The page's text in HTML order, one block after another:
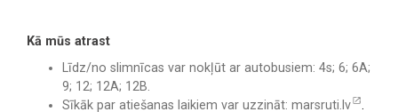
Kā mūs atrast
Līdz/no slimnīcas var nokļūt ar autobusiem: 4s; 6; 6A;
9; 12; 12A; 12B.
Sīkāk par atiešanas laikiem var uzzināt: marsruti.lv .